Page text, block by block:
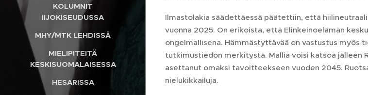
KOLUMNIT
IIJOKISEUDUSSA
MHY/MTK LEHDISSÄ
MIELIPITEITÄ
KESKISUOMALAISESSA
HESARISSA
Ilmastolakia säädettäessä päätettiin, että
vuonna 2025. On erikoista, että Elinkeinoelämän
ongelmallisena. Hämmästyttävää on vastustus myös
tutkimustiedon merkitystä. Mallia voisi katsoa jälleen
asettanut omaksi tavoitteekseen vuoden 2045.
nielukikkailuja.